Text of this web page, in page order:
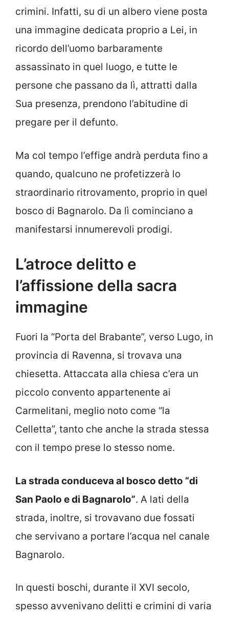
crimini. Infatti, su di un albero viene posta
una immagine dedicata proprio a Lei, in
ricordo dell’uomo barbaramente
assassinato in quel luogo, e tutte le
persone che passano da lì, attratti dalla
Sua presenza, prendono l’abitudine di
pregare per il defunto.
Ma col tempo l’effige andrà perduta fino a
quando, qualcuno ne profetizzerà lo
straordinario ritrovamento, proprio in quel
bosco di Bagnarolo. Da lì cominciano a
manifestarsi innumerevoli prodigi.
L’atroce delitto e
l’affissione della sacra
immagine
Fuori la “Porta del Brabante”, verso Lugo, in
provincia di Ravenna, si trovava una
chiesetta. Attaccata alla chiesa c’era un
piccolo convento appartenente ai
Carmelitani, meglio noto come “la
Celletta”, tanto che anche la strada stessa
con il tempo prese lo stesso nome.
La strada conduceva al bosco detto “di
San Paolo e di Bagnarolo”. A lati della
strada, inoltre, si trovavano due fossati
che servivano a portare l’acqua nel canale
Bagnarolo.
In questi boschi, durante il XVI secolo,
spesso avvenivano delitti e crimini di varia